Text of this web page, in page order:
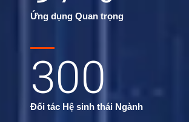
Ứng dụng Quan trọng
300
Đối tác Hệ sinh thái Ngành